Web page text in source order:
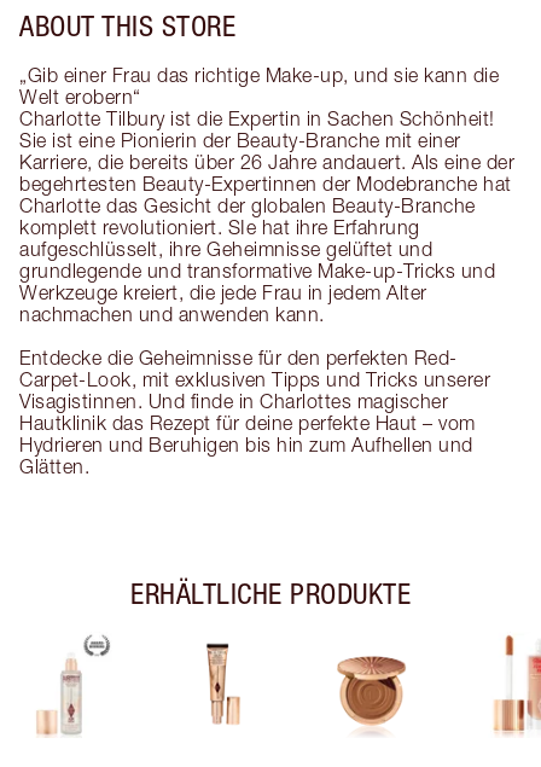
ABOUT THIS STORE
„Gib einer Frau das richtige Make-up, und sie kann die
Welt erobern“
Charlotte Tilbury ist die Expertin in Sachen Schönheit!
Sie ist eine Pionierin der Beauty-Branche mit einer
Karriere, die bereits über 26 Jahre andauert. Als eine der
begehrtesten Beauty-Expertinnen der Modebranche hat
Charlotte das Gesicht der globalen Beauty-Branche
komplett revolutioniert. SIe hat ihre Erfahrung
aufgeschlüsselt, ihre Geheimnisse gelüftet und
grundlegende und transformative Make-up-Tricks und
Werkzeuge kreiert, die jede Frau in jedem Alter
nachmachen und anwenden kann.
Entdecke die Geheimnisse für den perfekten Red-
Carpet-Look, mit exklusiven Tipps und Tricks unserer
Visagistinnen. Und finde in Charlottes magischer
Hautklinik das Rezept für deine perfekte Haut – vom
Hydrieren und Beruhigen bis hin zum Aufhellen und
Glätten.
ERHÄLTLICHE PRODUKTE